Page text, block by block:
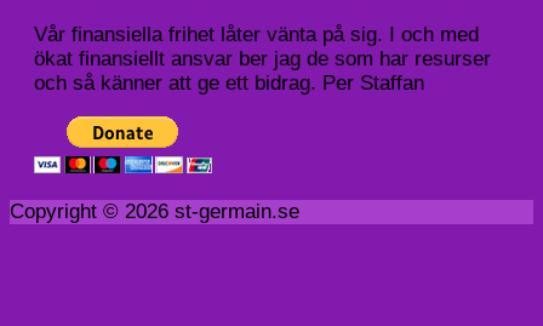
Vår finansiella frihet låter vänta på sig. I och med
ökat finansiellt ansvar ber jag de som har resurser
och så känner att ge ett bidrag. Per Staffan
Copyright © 2026 st-germain.se